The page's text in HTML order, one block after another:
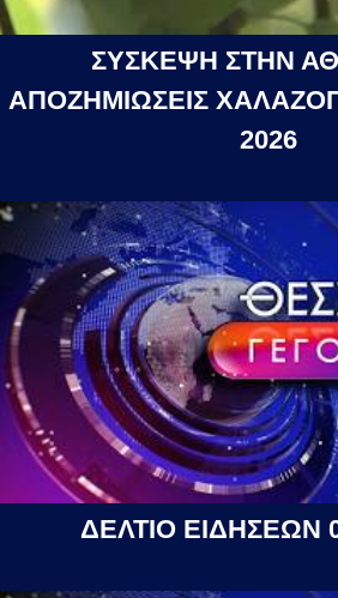
ΣΥΣΚΕΨΗ ΣΤΗΝ
ΑΠΟΖΗΜΙΩΣΕΙΣ
2026
ΔΕΛΤΙΟ ΕΙΔΗΣΕΩΝ